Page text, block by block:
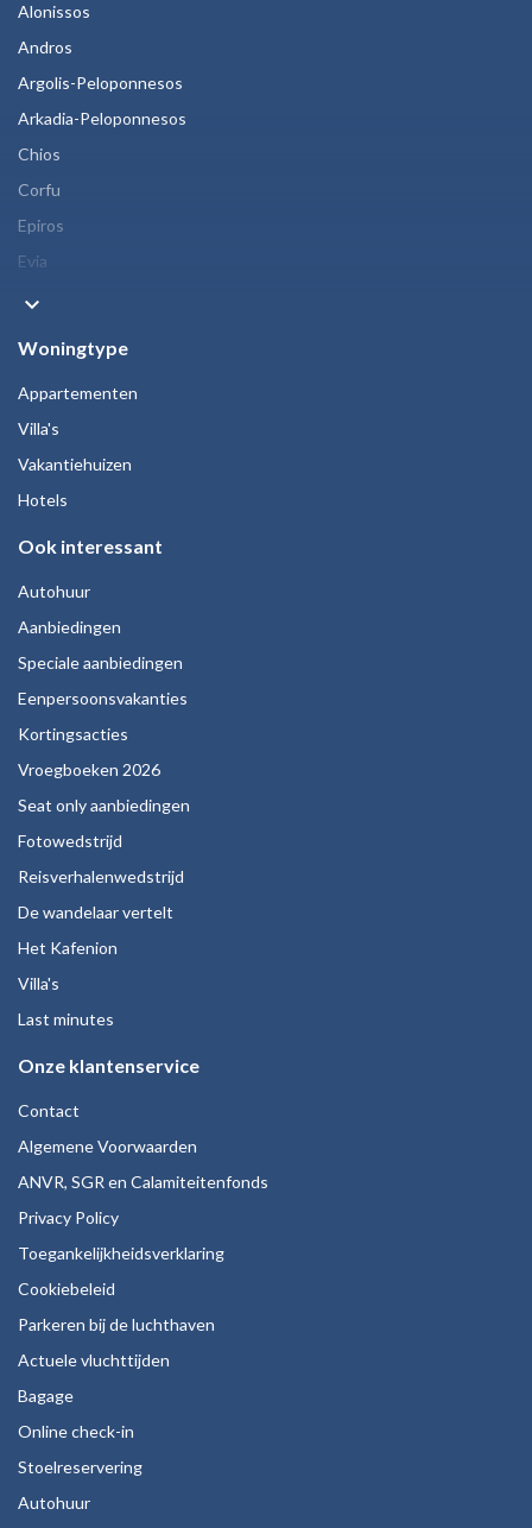
Alonissos
Andros
Argolis-Peloponnesos
Arkadia-Peloponnesos
Chios
Corfu
Epiros
Evia
keyboard_arrow_down
Woningtype
Appartementen
Villa's
Vakantiehuizen
Hotels
Ook interessant
Autohuur
Aanbiedingen
Speciale aanbiedingen
Eenpersoonsvakanties
Kortingsacties
Vroegboeken 2026
Seat only aanbiedingen
Fotowedstrijd
Reisverhalenwedstrijd
De wandelaar vertelt
Het Kafenion
Villa's
Last minutes
Onze klantenservice
Contact
Algemene Voorwaarden
ANVR, SGR en Calamiteitenfonds
Privacy Policy
Toegankelijkheidsverklaring
Cookiebeleid
Parkeren bij de luchthaven
Actuele vluchttijden
Bagage
Online check-in
Stoelreservering
Autohuur